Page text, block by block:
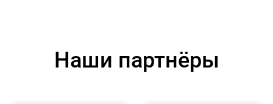
Наши партнёры